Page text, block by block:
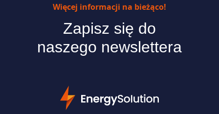
Więcej informacji na bieżąco!
Zapisz się do
naszego newslettera